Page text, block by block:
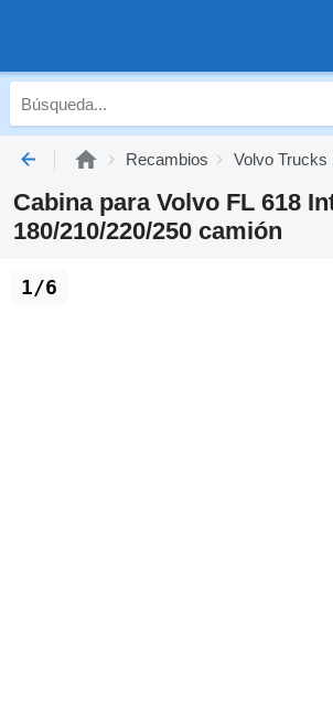
Recambios Volvo Trucks
Cabina para Volvo FL 618
180/210/220/250 camión
1/6